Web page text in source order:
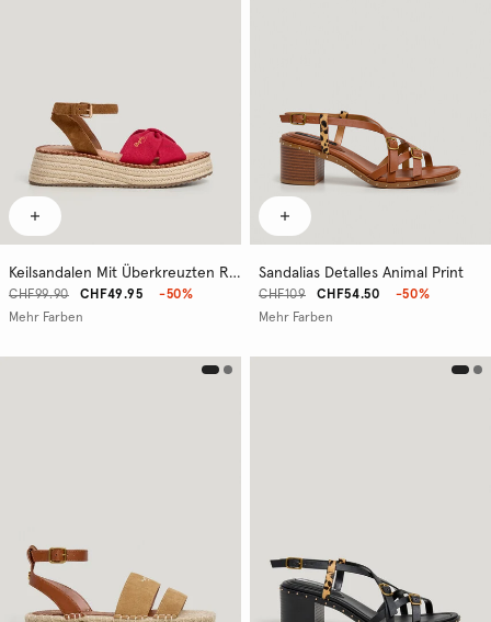
Keilsandalen Mit Überkreuzten Riemen
CHF49.95
CHF99.90
-50%
Mehr Farben
Sandalias Detalles Animal Print
CHF54.50
CHF109
-50%
Mehr Farben